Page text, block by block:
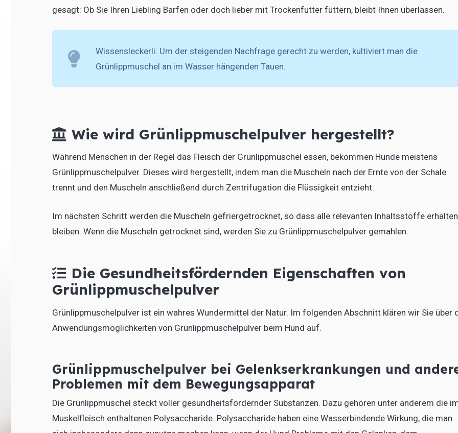
gesagt: Ob Sie Ihren Liebling Barfen oder doch lieber mit Trockenfutter füttern, bleibt Ihnen überlassen.
Wissensleckerli: Um der steigenden Nachfrage gerecht zu werden, kultiviert man die
Grünlippmuschel an im Wasser hängenden Tauen.
Wie wird Grünlippmuschelpulver hergestellt?
Während Menschen in der Regel das Fleisch der Grünlippmuschel essen, bekommen Hunde meistens
Grünlippmuschelpulver. Dieses wird hergestellt, indem man die Muscheln nach der Ernte von der Schale
trennt und den Muscheln anschließend durch Zentrifugation die Flüssigkeit entzieht.
Im nächsten Schritt werden die Muscheln gefriergetrocknet, so dass alle relevanten Inhaltsstoffe erhalten
bleiben. Wenn die Muscheln getrocknet sind, werden Sie zu Grünlippmuschelpulver gemahlen.
Die Gesundheitsfördernden Eigenschaften von
Grünlippmuschelpulver
Grünlippmuschelpulver ist ein wahres Wundermittel der Natur. Im folgenden Abschnitt klären wir Sie über
Anwendungsmöglichkeiten von Grünlippmuschelpulver beim Hund auf.
Grünlippmuschelpulver bei Gelenkserkrankungen und
Problemen mit dem Bewegungsapparat
Die Grünlippmuschel steckt voller gesundheitsfördernder Substanzen. Dazu gehören unter anderem die
Muskelfleisch enthaltenen Polysaccharide. Polysaccharide haben eine Wasserbindende Wirkung, die man